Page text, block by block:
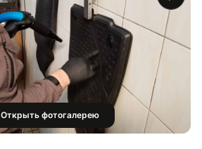
Открыть фотогалерею